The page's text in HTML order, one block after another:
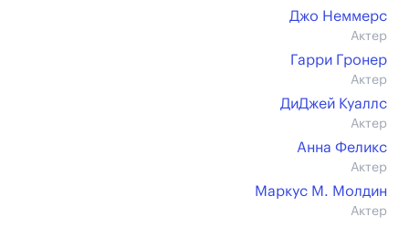
Джо Неммерс
Актер
Гарри Гронер
Актер
ДиДжей Куаллс
Актер
Анна Феликс
Актер
Маркус М. Молдин
Актер